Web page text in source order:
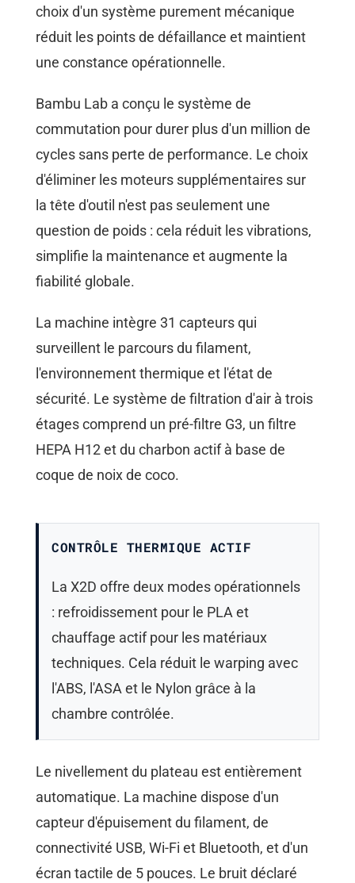
choix d'un système purement mécanique
réduit les points de défaillance et maintient
une constance opérationnelle.
Bambu Lab a conçu le système de
commutation pour durer plus d'un million de
cycles sans perte de performance. Le choix
d'éliminer les moteurs supplémentaires sur
la tête d'outil n'est pas seulement une
question de poids : cela réduit les vibrations,
simplifie la maintenance et augmente la
fiabilité globale.
La machine intègre 31 capteurs qui
surveillent le parcours du filament,
l'environnement thermique et l'état de
sécurité. Le système de filtration d'air à trois
étages comprend un pré-filtre G3, un filtre
HEPA H12 et du charbon actif à base de
coque de noix de coco.
CONTRÔLE THERMIQUE ACTIF
La X2D offre deux modes opérationnels
: refroidissement pour le PLA et
chauffage actif pour les matériaux
techniques. Cela réduit le warping avec
l'ABS, l'ASA et le Nylon grâce à la
chambre contrôlée.
Le nivellement du plateau est entièrement
automatique. La machine dispose d'un
capteur d'épuisement du filament, de
connectivité USB, Wi-Fi et Bluetooth, et d'un
écran tactile de 5 pouces. Le bruit déclaré